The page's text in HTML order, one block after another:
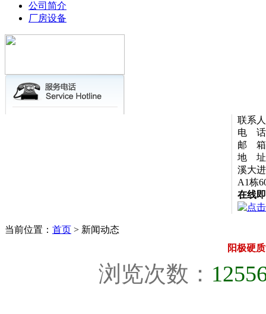
公司简介
厂房设备
联系
电 话
邮 箱
地 址
溪大
A1栋
在线
当前位置： 首页 > 新闻动态
阳极硬
浏览次数：